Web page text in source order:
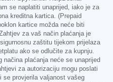
se naplatiti unaprijed, iako je za
kreditna kartica. (Prepaid
kartice možda neće biti
za vaš način plaćanja je
zaštitu tijekom prijelaza
ako se odlučite za kupnju.
načina plaćanja neće se unaprijed
za autorizaciju mogu poslati
provjerila valjanost vašeg